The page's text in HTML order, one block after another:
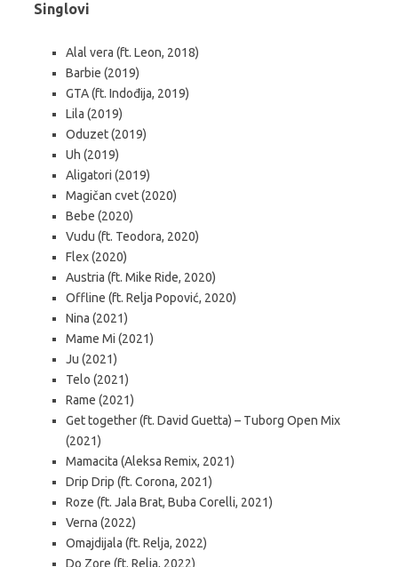
Singlovi
Alal vera (ft. Leon, 2018)
Barbie (2019)
GTA (ft. Indođija, 2019)
Lila (2019)
Oduzet (2019)
Uh (2019)
Aligatori (2019)
Magičan cvet (2020)
Bebe (2020)
Vudu (ft. Teodora, 2020)
Flex (2020)
Austria (ft. Mike Ride, 2020)
Offline (ft. Relja Popović, 2020)
Nina (2021)
Mame Mi (2021)
Ju (2021)
Telo (2021)
Rame (2021)
Get together (ft. David Guetta) – Tuborg Open Mix
(2021)
Mamacita (Aleksa Remix, 2021)
Drip Drip (ft. Corona, 2021)
Roze (ft. Jala Brat, Buba Corelli, 2021)
Verna (2022)
Omajdijala (ft. Relja, 2022)
Do Zore (ft. Relja, 2022)